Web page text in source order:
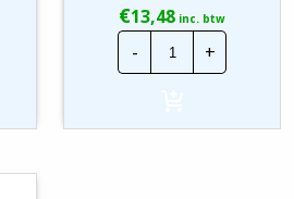
€13,48 inc. btw
-
Schneider
Inst.
Automaat
|
+